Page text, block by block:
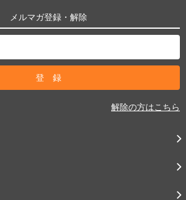
メルマガ登録・解除
解除の方はこちら